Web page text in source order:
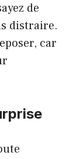
de
distraire.
car